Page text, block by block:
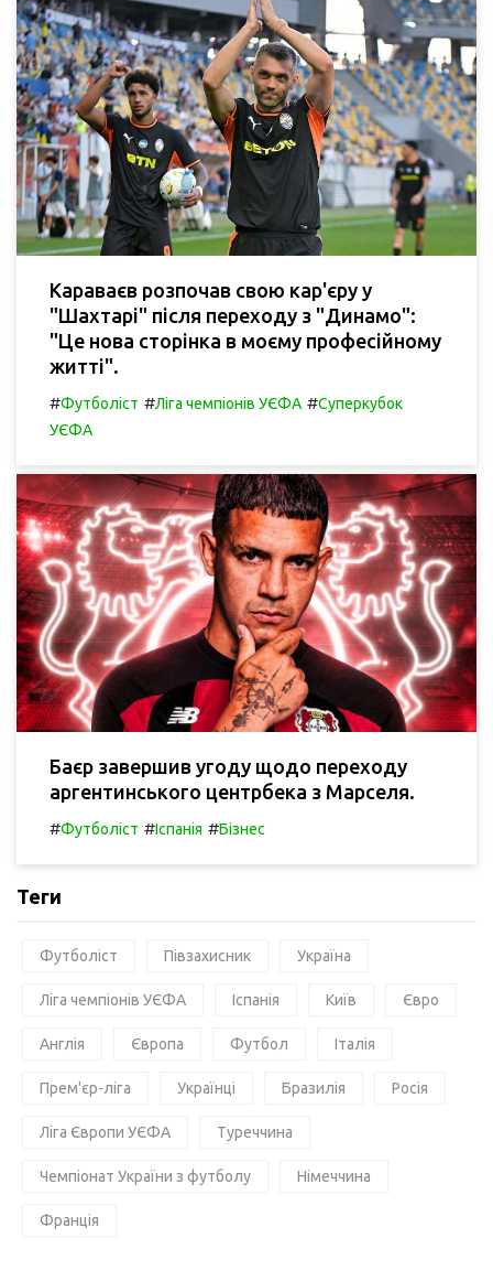
Караваєв розпочав свою кар'єру у
"Шахтарі" після переходу з "Динамо":
"Це нова сторінка в моєму професійному
житті".
#Футболіст #Ліга чемпіонів УЄФА #Суперкубок
УЄФА
Баєр завершив угоду щодо переходу
аргентинського центрбека з Марселя.
#Футболіст #Іспанія #Бізнес
Теги
Футболіст Півзахисник Україна
Ліга чемпіонів УЄФА Іспанія Київ Євро
Англія Європа Футбол Італія
Прем'єр-ліга Українці Бразилія Росія
Ліга Європи УЄФА Туреччина
Чемпіонат України з футболу Німеччина
Франція